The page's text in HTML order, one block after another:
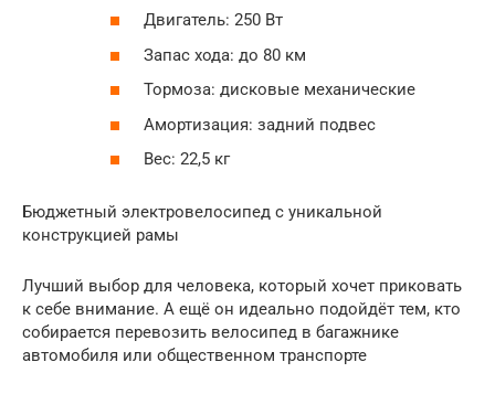
Двигатель: 250 Вт
Запас хода: до 80 км
Тормоза: дисковые механические
Амортизация: задний подвес
Вес: 22,5 кг
Бюджетный электровелосипед с уникальной
конструкцией рамы
Лучший выбор для человека, который хочет приковать
к себе внимание. А ещё он идеально подойдёт тем, кто
собирается перевозить велосипед в багажнике
автомобиля или общественном транспорте